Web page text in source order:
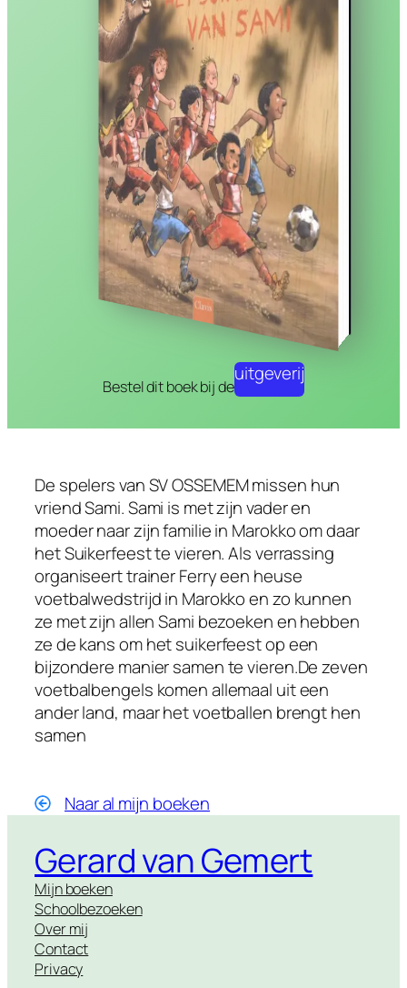
Bestel dit boek bij de
uitgeverij
De spelers van SV OSSEMEM missen hun
vriend Sami. Sami is met zijn vader en
moeder naar zijn familie in Marokko om daar
het Suikerfeest te vieren. Als verrassing
organiseert trainer Ferry een heuse
voetbalwedstrijd in Marokko en zo kunnen
ze met zijn allen Sami bezoeken en hebben
ze de kans om het suikerfeest op een
bijzondere manier samen te vieren.De zeven
voetbalbengels komen allemaal uit een
ander land, maar het voetballen brengt hen
samen
Naar al mijn boeken
Gerard van Gemert
Mijn boeken
Schoolbezoeken
Over mij
Contact
Privacy